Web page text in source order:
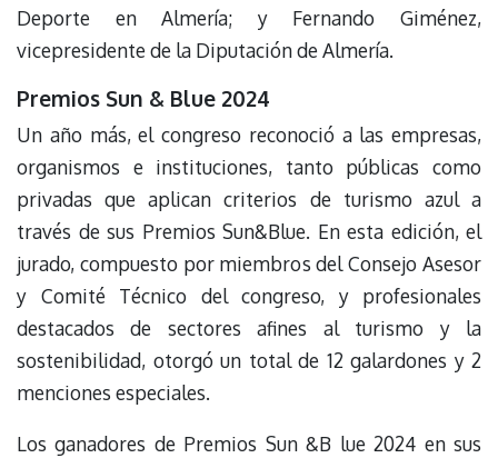
Deporte en Almería; y Fernando Giménez,
vicepresidente de la Diputación de Almería.
Premios Sun & Blue 2024
Un año más, el congreso reconoció a las empresas,
organismos e instituciones, tanto públicas como
privadas que aplican criterios de turismo azul a
través de sus Premios Sun&Blue. En esta edición, el
jurado, compuesto por miembros del Consejo Asesor
y Comité Técnico del congreso, y profesionales
destacados de sectores afines al turismo y la
sostenibilidad, otorgó un total de 12 galardones y 2
menciones especiales.
Los ganadores de Premios Sun &B lue 2024 en sus